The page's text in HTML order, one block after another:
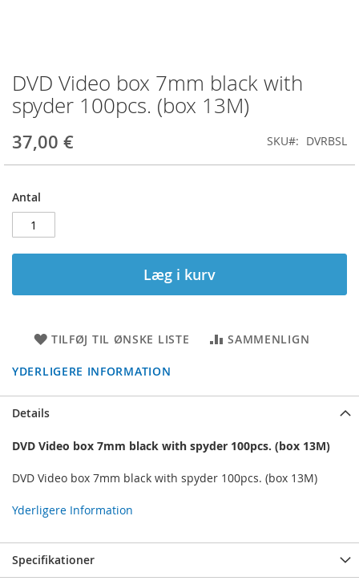
DVD Video box 7mm black with
spyder 100pcs. (box 13M)
37,00 € SKU DVRBSL
Antal
Læg i kurv
TILFØJ TIL ØNSKE LISTE SAMMENLIGN
YDERLIGERE INFORMATION
Gå
til
starten
billedgalleriet
Details
DVD Video box 7mm black with spyder 100pcs. (box 13M)
DVD Video box 7mm black with spyder 100pcs. (box 13M)
Yderligere Information
Specifikationer